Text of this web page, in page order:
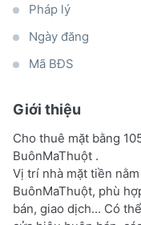
Pháp lý
Ngày đăng
Mã BĐS
Giới thiệu
Cho thuê mặt bằng
BuônMaThuột .
Vị trí nhà mặt tiền
BuônMaThuột, phù
bán, giao dịch... Có